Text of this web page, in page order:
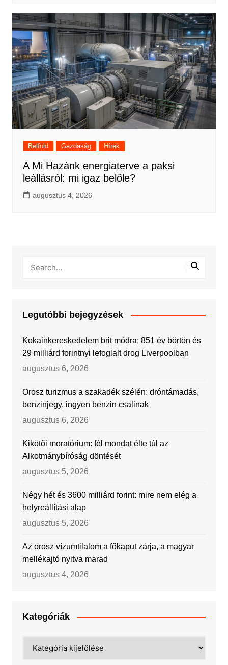
Belföld Gazdaság Hírek
A Mi Hazánk energiaterve a paksi
leállásról: mi igaz belőle?
augusztus 4, 2026
Legutóbbi bejegyzések
Kokainkereskedelem brit módra: 851 év börtön és
29 milliárd forintnyi lefoglalt drog Liverpoolban
augusztus 6, 2026
Orosz turizmus a szakadék szélén: dróntámadás,
benzinjegy, ingyen benzin csalinak
augusztus 6, 2026
Kikötői moratórium: fél mondat élte túl az
Alkotmánybíróság döntését
augusztus 5, 2026
Négy hét és 3600 milliárd forint: mire nem elég a
helyreállítási alap
augusztus 5, 2026
Az orosz vízumtilalom a főkaput zárja, a magyar
mellékajtó nyitva marad
augusztus 4, 2026
Kategóriák